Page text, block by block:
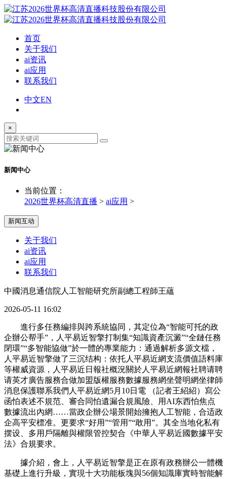
首页
关于我们
ai资讯
ai应用
联系我们
中文EN
×
新闻中心
当前位置：
2026世界杯高清直播 > ai应用 >
新闻互动
关于我们
ai资讯
ai应用
联系我们
中國消息通信院人工智能研究所副總工程師王蘊
2026-05-11 16:02
進行多任務編排與跨系統協同，其定位為“智能可托的政
企辦公帮手”，人平易近智擎打制集“知識資產沉澱”“全鏈任務
閉環”“多智能協做”於一體的專業能力：通過解析多源文檔，
人平易近智擎做了三沉结构：依托人平易近網支流價值語料庫
等權威資源，人平易近日報社概況關於人平易近網報社聘请聘
请英才廣告服務合做加盟版權服務數據服務網坐聲明網坐律師
消息保護聯系我們人平易近網5月10日電 （記者王紹紹）寫公
函怕表述不規范、審合同怕遺漏合規風險、用AI东西怕焦点
數據流出內網……當政企辦公場景開始擁抱人工智能，合适政
企高平安標准。更要求“好用”“管用”“敢用”。其全当地化私有
摆设、多用戶隔離與權限管控契合《中華人平易近國數據平安
法》合規要求。
據介紹，會上，人平易近智擎是正在原有政務辦公一體機
基礎上進行升級，實現十大功能板塊與56個知識庫實時智能解